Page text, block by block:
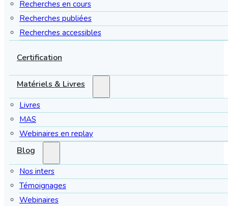
Recherches en cours
Recherches publiées
Recherches accessibles
Certification
Matériels & Livres
Livres
MAS
Webinaires en replay
Blog
Nos inters
Témoignages
Webinaires